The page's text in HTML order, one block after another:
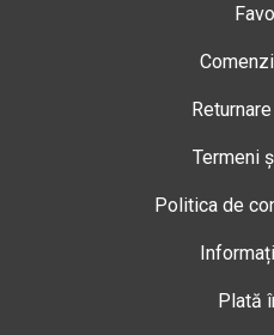
Termeni
Politica de
Plată